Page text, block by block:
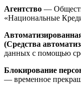
Агентство —
«Национальные
(Средства
данных с помощью
Блокирование
— временное